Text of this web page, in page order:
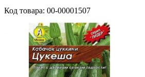
Код товара: 00-00001507